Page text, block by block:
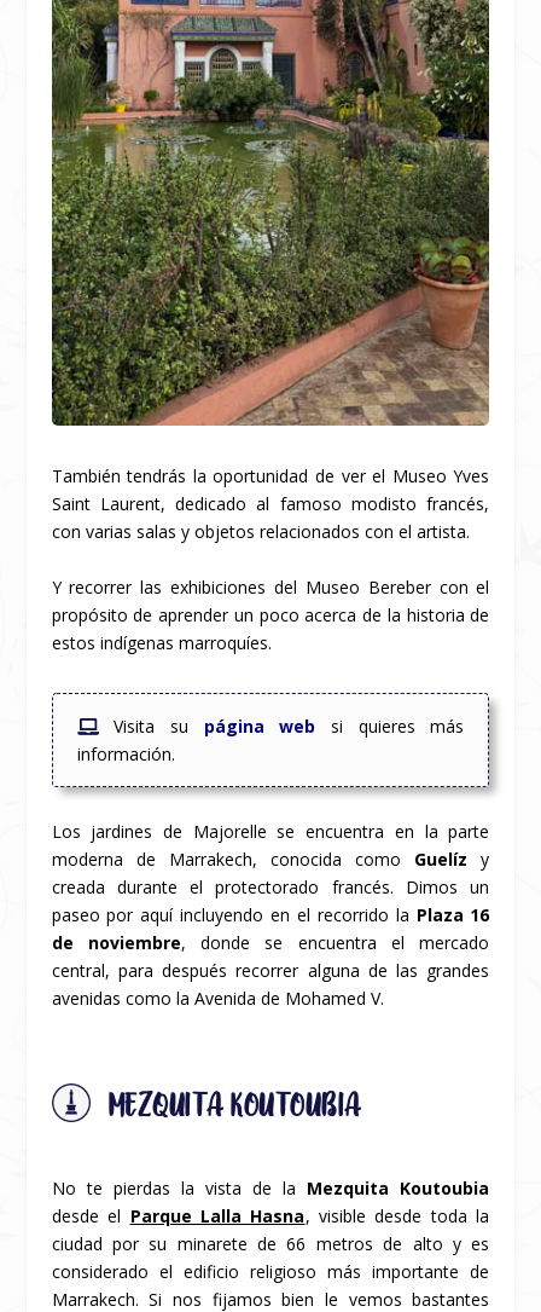
También tendrás la oportunidad de ver el Museo Yves
Saint Laurent, dedicado al famoso modisto francés,
con varias salas y objetos relacionados con el artista.
Y recorrer las exhibiciones del Museo Bereber con el
propósito de aprender un poco acerca de la historia de
estos indígenas marroquíes.
Visita su página web si quieres más
información.
Los jardines de Majorelle se encuentra en la parte
moderna de Marrakech, conocida como Guelíz y
creada durante el protectorado francés. Dimos un
paseo por aquí incluyendo en el recorrido la Plaza 16
de noviembre, donde se encuentra el mercado
central, para después recorrer alguna de las grandes
avenidas como la Avenida de Mohamed V.
MEZQUITA KOUTOUBIA
No te pierdas la vista de la Mezquita Koutoubia
desde el Parque Lalla Hasna, visible desde toda la
ciudad por su minarete de 66 metros de alto y es
considerado el edificio religioso más importante de
Marrakech. Si nos fijamos bien le vemos bastantes